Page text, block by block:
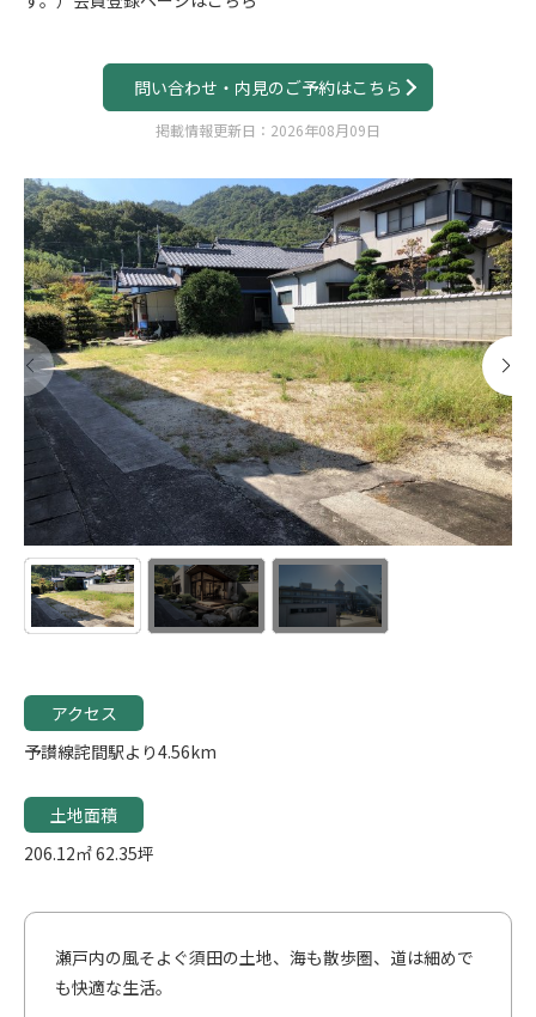
問い合わせ・内見のご予約はこちら
掲載情報更新日：2026年08月09日
アクセス
予讃線詫間駅より4.56km
土地面積
206.12㎡62.35坪
瀬戸内の風そよぐ須田の土地、海も散歩圏、道は細めで
も快適な生活。